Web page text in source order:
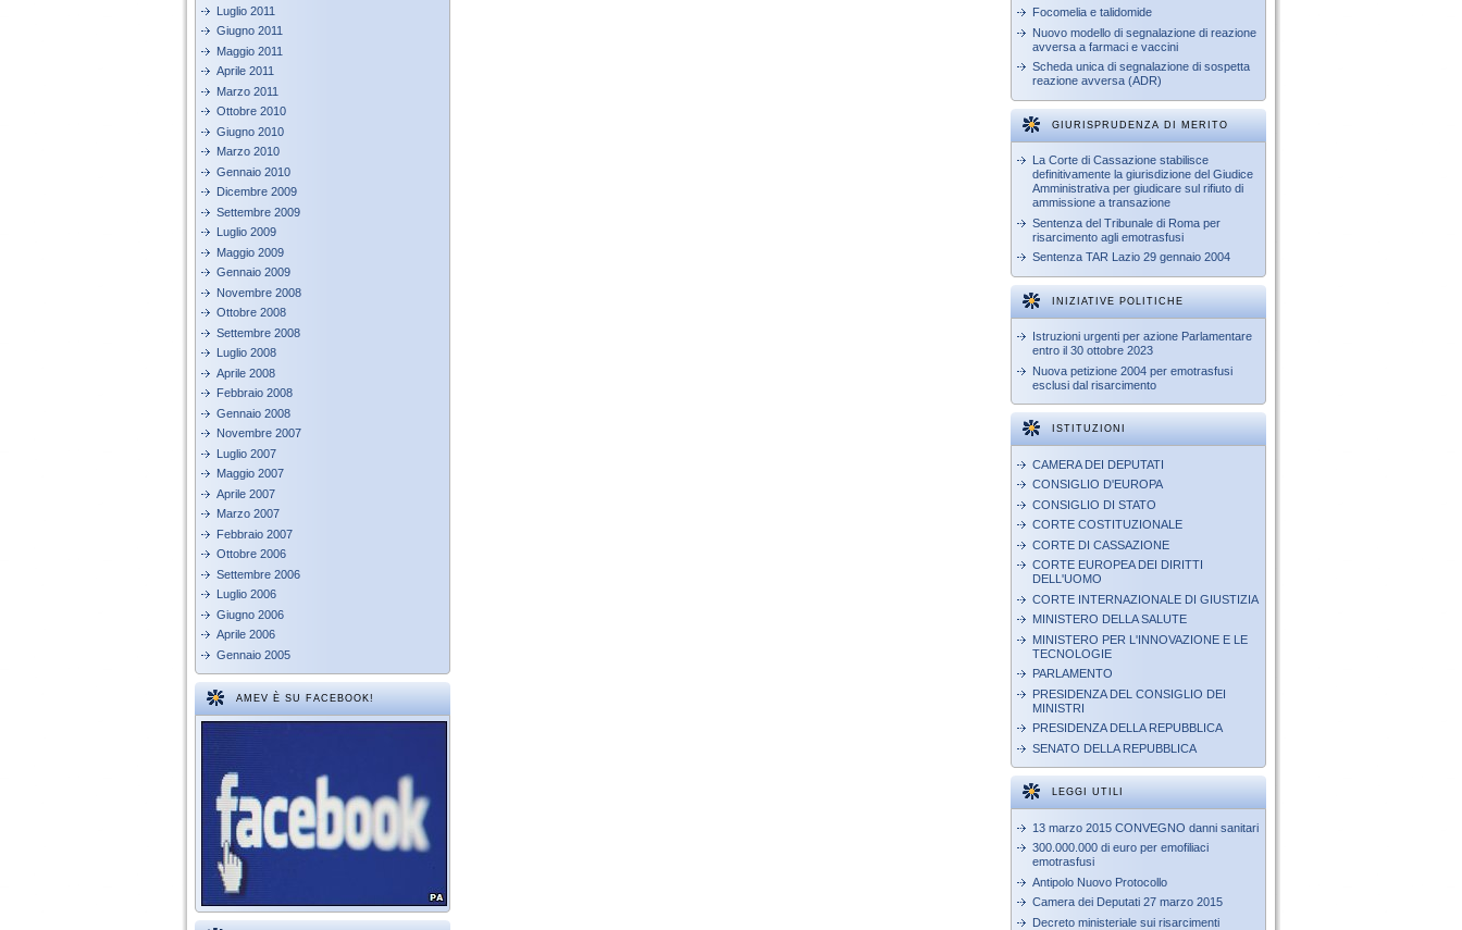
Luglio 2011
Giugno 2011
Maggio 2011
Aprile 2011
Marzo 2011
Ottobre 2010
Giugno 2010
Marzo 2010
Gennaio 2010
Dicembre 2009
Settembre 2009
Luglio 2009
Maggio 2009
Gennaio 2009
Novembre 2008
Ottobre 2008
Settembre 2008
Luglio 2008
Aprile 2008
Febbraio 2008
Gennaio 2008
Novembre 2007
Luglio 2007
Maggio 2007
Aprile 2007
Marzo 2007
Febbraio 2007
Ottobre 2006
Settembre 2006
Luglio 2006
Giugno 2006
Aprile 2006
Gennaio 2005
AMEV È SU FACEBOOK!
Focomelia e talidomide
Nuovo modello di segnalazione di reazione
avversa a farmaci e vaccini
Scheda unica di segnalazione di sospetta
reazione avversa (ADR)
GIURISPRUDENZA DI MERITO
La Corte di Cassazione stabilisce
definitivamente la giurisdizione del Giudice
Amministrativa per giudicare sul rifiuto di
ammissione a transazione
Sentenza del Tribunale di Roma per
risarcimento agli emotrasfusi
Sentenza TAR Lazio 29 gennaio 2004
INIZIATIVE POLITICHE
Istruzioni urgenti per azione Parlamentare
entro il 30 ottobre 2023
Nuova petizione 2004 per emotrasfusi
esclusi dal risarcimento
ISTITUZIONI
CAMERA DEI DEPUTATI
CONSIGLIO D'EUROPA
CONSIGLIO DI STATO
CORTE COSTITUZIONALE
CORTE DI CASSAZIONE
CORTE EUROPEA DEI DIRITTI
DELL'UOMO
CORTE INTERNAZIONALE DI GIUSTIZIA
MINISTERO DELLA SALUTE
MINISTERO PER L'INNOVAZIONE E LE
TECNOLOGIE
PARLAMENTO
PRESIDENZA DEL CONSIGLIO DEI
MINISTRI
PRESIDENZA DELLA REPUBBLICA
SENATO DELLA REPUBBLICA
LEGGI UTILI
13 marzo 2015 CONVEGNO danni sanitari
300.000.000 di euro per emofiliaci
emotrasfusi
Antipolo Nuovo Protocollo
Camera dei Deputati 27 marzo 2015
Decreto ministeriale sui risarcimenti